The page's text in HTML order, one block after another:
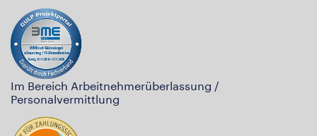
Im Bereich Arbeitnehmerüberlassung /
Personalvermittlung